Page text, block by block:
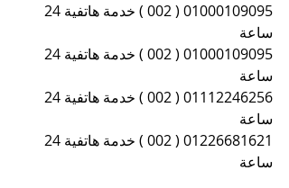
ساعة
ساعة
ساعة
ساعة